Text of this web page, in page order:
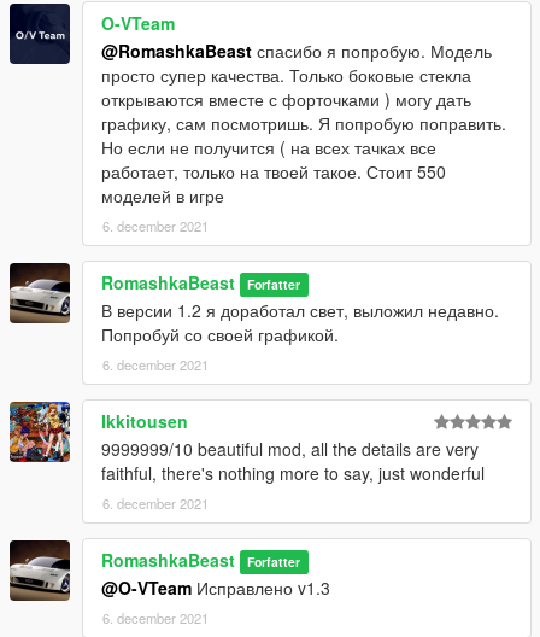
O-VTeam
@RomashkaBeast спасибо я попробую. Модель
просто супер качества. Только боковые стекла
открываются вместе с форточками ) могу дать
графику, сам посмотришь. Я попробую поправить.
Но если не получится ( на всех тачках все
работает, только на твоей такое. Стоит 550
моделей в игре
6. december 2021
RomashkaBeast Forfatter
В версии 1.2 я доработал свет, выложил недавно.
Попробуй со своей графикой.
6. december 2021
Ikkitousen
9999999/10 beautiful mod, all the details are very
faithful, there's nothing more to say, just wonderful
6. december 2021
RomashkaBeast Forfatter
@O-VTeam Исправлено v1.3
6. december 2021